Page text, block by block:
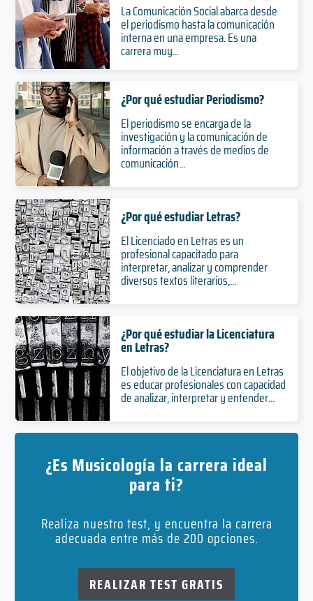
La Comunicación Social abarca desde
el periodismo hasta la comunicación
interna en una empresa. Es una
carrera muy...
¿Por qué estudiar Periodismo?
El periodismo se encarga de la
investigación y la comunicación de
información a través de medios de
comunicación...
¿Por qué estudiar Letras?
El Licenciado en Letras es un
profesional capacitado para
interpretar, analizar y comprender
diversos textos literarios,...
¿Por qué estudiar la Licenciatura
en Letras?
El objetivo de la Licenciatura en Letras
es educar profesionales con capacidad
de analizar, interpretar y entender...
¿Es Musicología la carrera ideal
para ti?
Realiza nuestro test, y encuentra la carrera
adecuada entre más de 200 opciones.
REALIZAR TEST GRATIS